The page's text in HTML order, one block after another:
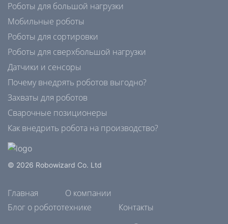
Роботы для большой нагрузки
Мобильные роботы
Роботы для сортировки
Роботы для сверхбольшой нагрузки
Датчики и сенсоры
Почему внедрять роботов выгодно?
Захваты для роботов
Сварочные позиционеры
Как внедрить робота на производство?
© 2026 Robowizard Co. Ltd
Главная
О компании
Блог о робототехнике
Контакты